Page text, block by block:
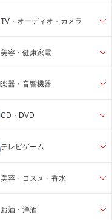
TV・オーディオ・カメラ
美容・健康家電
楽器・音響機器
CD・DVD
テレビゲーム
美容・コスメ・香水
お酒・洋酒